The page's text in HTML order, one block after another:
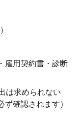
雇用契約書・診断
は求められない
確認されます）